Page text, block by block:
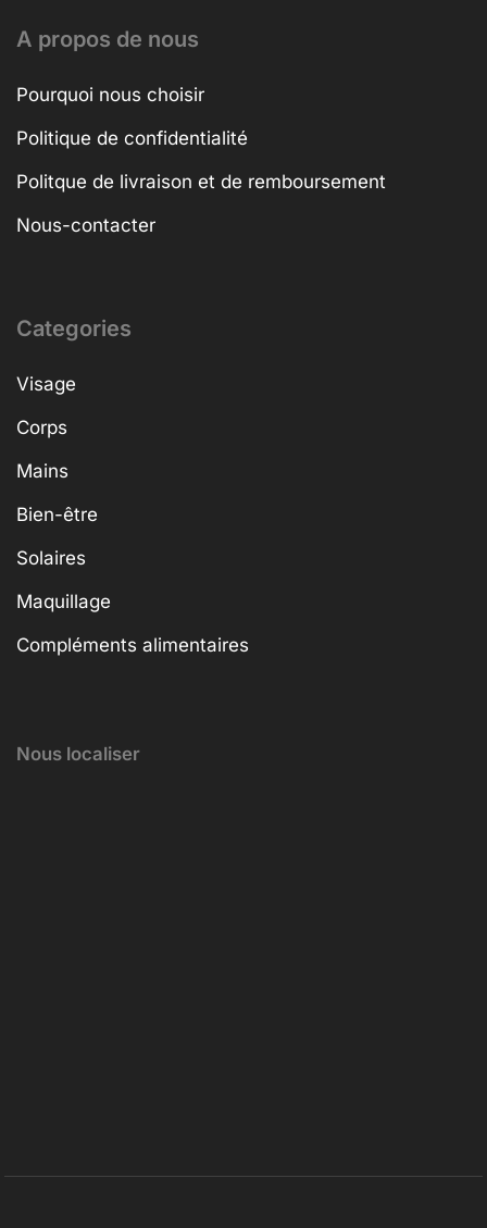
A propos de nous
Pourquoi nous choisir
Politique de confidentialité
Politque de livraison et de remboursement
Nous-contacter
Categories
Visage
Corps
Mains
Bien-être
Solaires
Maquillage
Compléments alimentaires
Nous localiser